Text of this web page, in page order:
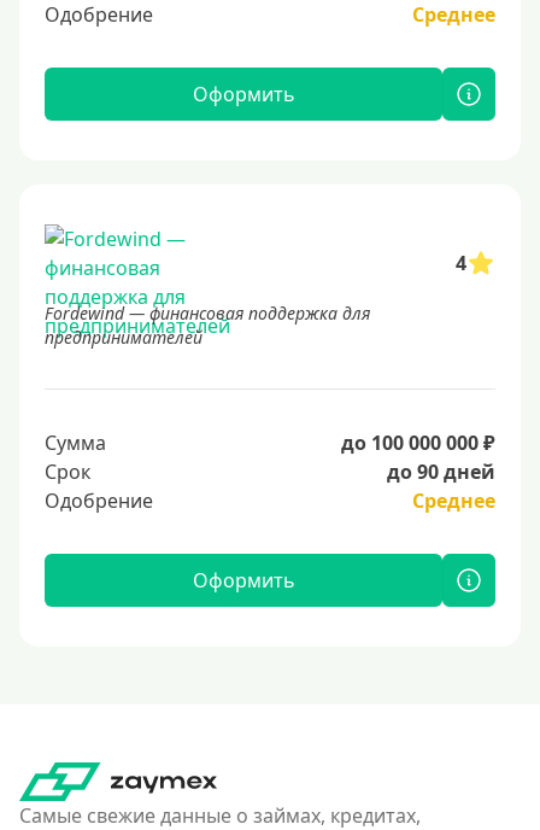
Одобрение
Среднее
Оформить
4
Fordewind — финансовая поддержка для
предпринимателей
Сумма
до 100 000 000 ₽
Срок
до 90 дней
Одобрение
Среднее
Оформить
Самые свежие данные о займах, кредитах,